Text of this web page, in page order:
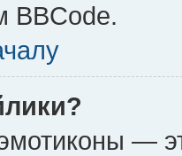
BBCode.
—